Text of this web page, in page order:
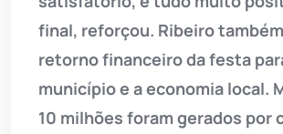
final, reforçou. Ribeiro
retorno financeiro da festa
município e a economia local.
10 milhões foram gerados por